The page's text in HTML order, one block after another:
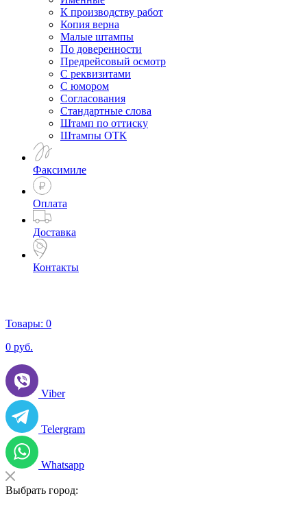
К производству работ
Копия верна
Малые штампы
По доверенности
Предрейсовый осмотр
С реквизитами
С юмором
Согласования
Стандартные слова
Штамп по оттиску
Штампы ОТК
Факсимиле
Оплата
Доставка
Контакты
Товары: 0
0 руб.
Viber
Telergram
Whatsapp
Выбрать город: